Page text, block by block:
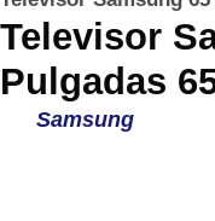
Televisor
Pulgadas
Samsung